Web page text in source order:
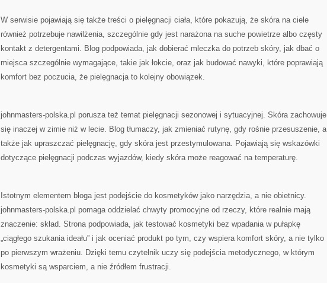
W serwisie pojawiają się także treści o pielęgnacji ciała, które pokazują, że skóra na ciele
również potrzebuje nawilżenia, szczególnie gdy jest narażona na suche powietrze albo częsty
kontakt z detergentami. Blog podpowiada, jak dobierać mleczka do potrzeb skóry, jak dbać o
miejsca szczególnie wymagające, takie jak łokcie, oraz jak budować nawyki, które poprawiają
komfort bez poczucia, że pielęgnacja to kolejny obowiązek.
johnmasters-polska.pl porusza też temat pielęgnacji sezonowej i sytuacyjnej. Skóra zachowuje
się inaczej w zimie niż w lecie. Blog tłumaczy, jak zmieniać rutynę, gdy rośnie przesuszenie, a
także jak upraszczać pielęgnację, gdy skóra jest przestymulowana. Pojawiają się wskazówki
dotyczące pielęgnacji podczas wyjazdów, kiedy skóra może reagować na temperaturę.
Istotnym elementem bloga jest podejście do kosmetyków jako narzędzia, a nie obietnicy.
johnmasters-polska.pl pomaga oddzielać chwyty promocyjne od rzeczy, które realnie mają
znaczenie: skład. Strona podpowiada, jak testować kosmetyki bez wpadania w pułapkę
„ciągłego szukania ideału” i jak oceniać produkt po tym, czy wspiera komfort skóry, a nie tylko
po pierwszym wrażeniu. Dzięki temu czytelnik uczy się podejścia metodycznego, w którym
kosmetyki są wsparciem, a nie źródłem frustracji.